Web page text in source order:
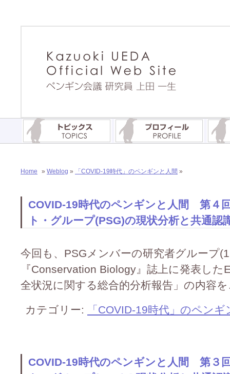
Home » Weblog » 「COVID-19時代」のペンギンと人間 »
COVID-19時代のペンギンと人間 第４
ト・グループ(PSG)の現状分析と共通認
今回も、PSGメンバーの研究者グループ
『Conservation Biology』誌上に発表し
全状況に関する総合的分析報告」の内容
カテゴリー: 「COVID-19時代」のペンギ
COVID-19時代のペンギンと人間 第３